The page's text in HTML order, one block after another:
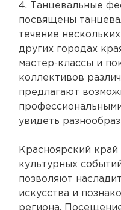
4. Танцевальные
посвящены
течение
других городах
мастер-классы и
коллективов
предлагают
увидеть
Красноярский
культурных
позволяют
искусства и
региона.